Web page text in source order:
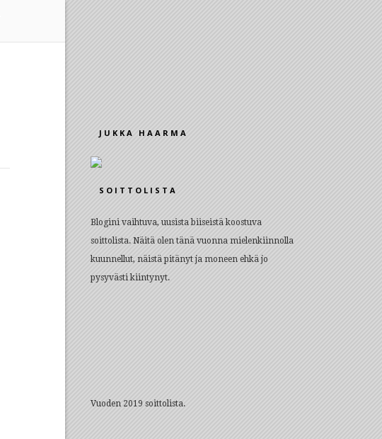
JUKKA HAARMA
SOITTOLISTA
Blogini vaihtuva, uusista biiseistä koostuva
soittolista. Näitä olen tänä vuonna mielenkiinnolla
kuunnellut, näistä pitänyt ja moneen ehkä jo
pysyvästi kiintynyt.
Vuoden 2019 soittolista.